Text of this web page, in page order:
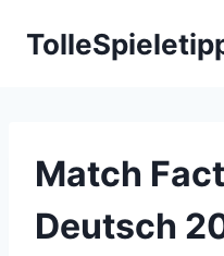
Inhalt
Match
Deutsch